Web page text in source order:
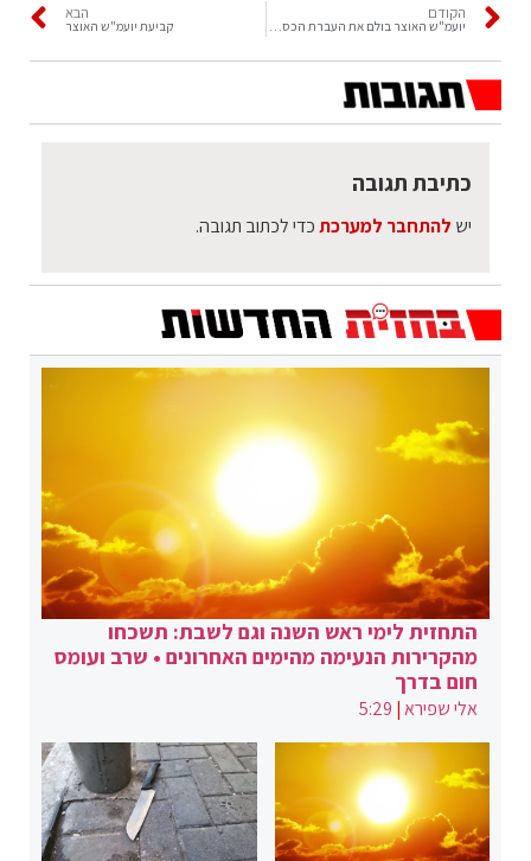
הקודם הבא
קביעת יועמ"ש האוצר
כתיבת תגובה
יש להתחבר למערכתכדי לכתוב תגובה.
התחזית לימי ראש השנה וגם לשבת: תשכחו
מהקרירות הנעימה מהימים האחרונים • שרב ועומס
חום בדרך
אלי שפירא|
5:29